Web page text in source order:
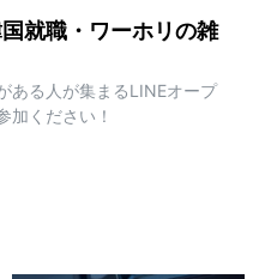
就職・ワーホリの雑
ある人が集まるLINEオープ
加ください！